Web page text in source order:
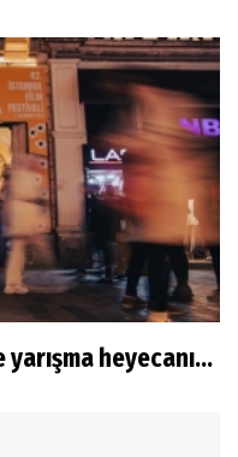
heyecanı...